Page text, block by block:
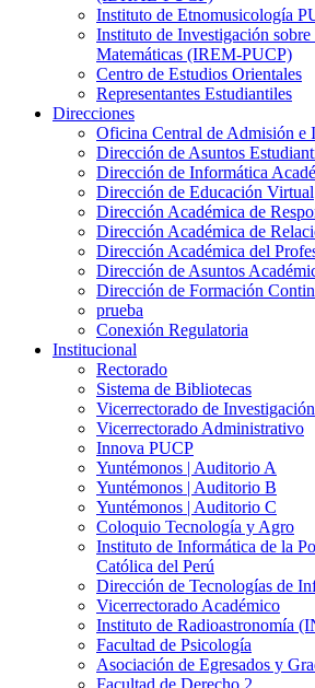
Instituto de Etnomusicología
Instituto de Investigación sobre
Matemáticas (IREM-PUCP)
Centro de Estudios Orientales
Representantes Estudiantiles
Direcciones
Oficina Central de Admisión e
Dirección de Asuntos
Dirección de Informática
Dirección de Educación Virtual
Dirección Académica de
Dirección Académica de
Dirección Académica del
Dirección de Asuntos
Dirección de Formación
prueba
Conexión Regulatoria
Institucional
Rectorado
Sistema de Bibliotecas
Vicerrectorado de Investigación
Vicerrectorado Administrativo
Innova PUCP
Yuntémonos | Auditorio A
Yuntémonos | Auditorio B
Yuntémonos | Auditorio C
Coloquio Tecnología y Agro
Instituto de Informática de la
Católica del Perú
Dirección de Tecnologías de
Vicerrectorado Académico
Instituto de Radioastronomía
Facultad de Psicología
Asociación de Egresados y
Facultad de Derecho 2